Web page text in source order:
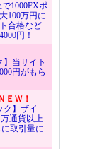
1000FXポ
100万円に
合格など
円！
】当サイト
円がもら
ＥＷ！
ク】ザイ
通貨以上
取引量に